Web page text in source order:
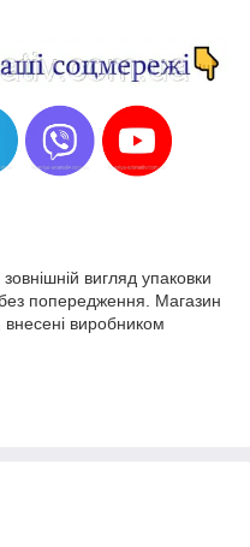
вигляд упаковки
попередження. Магазин
внесені виробником